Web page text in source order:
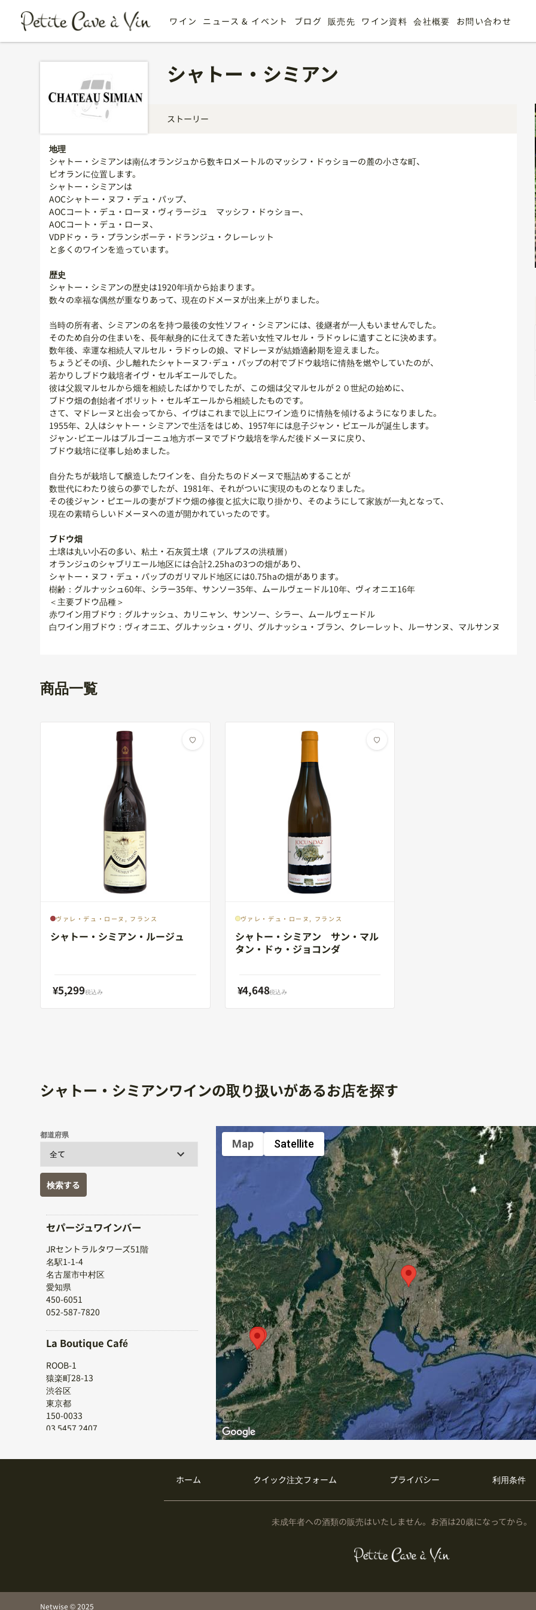
ワイン ニュース & イベント ブログ 販売先 ワイン資料 会社概要 お問い合わせ
シャトー・シミアン
ストーリー
地理
シャトー・シミアンは南仏オランジュから数キロメートルのマッシフ・ドゥショーの麓の小さな町、
ピオランに位置します。
シャトー・シミアンは
AOCシャトー・ヌフ・デュ・パップ、
AOCコート・デュ・ローヌ・ヴィラージュ マッシフ・ドゥショー、
AOCコート・デュ・ローヌ、
VDPドゥ・ラ・プランシポーテ・ドランジュ・クレーレット
と多くのワインを造っています。
歴史
シャトー・シミアンの歴史は1920年頃から始まります。
数々の幸福な偶然が重なりあって、現在のドメーヌが出来上がりました。
当時の所有者、シミアンの名を持つ最後の女性ソフィ・シミアンには、後継者が一人もいませんでした。
そのため自分の住まいを、長年献身的に仕えてきた若い女性マルセル・ラドゥレに遺すことに決めます。
数年後、幸運な相続人マルセル・ラドゥレの娘、マドレーヌが結婚適齢期を迎えました。
ちょうどその頃、少し離れたシャトーヌフ･デュ・パップの村でブドウ栽培に情熱を燃やしていたのが、
若かりしブドウ栽培者イヴ・セルギエールでした。
彼は父親マルセルから畑を相続したばかりでしたが、この畑は父マルセルが２０世紀の始めに、
ブドウ畑の創始者イポリット・セルギエールから相続したものです。
さて、マドレーヌと出会ってから、イヴはこれまで以上にワイン造りに情熱を傾けるようになりました。
1955年、2人はシャトー・シミアンで生活をはじめ、1957年には息子ジャン・ピエールが誕生します。
ジャン･ピエールはブルゴーニュ地方ボーヌでブドウ栽培を学んだ後ドメーヌに戻り、
ブドウ栽培に従事し始めました。
自分たちが栽培して醸造したワインを、自分たちのドメーヌで瓶詰めすることが
数世代にわたり彼らの夢でしたが、1981年、それがついに実現のものとなりました。
その後ジャン・ピエールの妻がブドウ畑の修復と拡大に取り掛かり、そのようにして家族が一丸となって、
現在の素晴らしいドメーヌへの道が開かれていったのです。
ブドウ畑
土壌は丸い小石の多い、粘土・石灰質土壌（アルプスの洪積層）
オランジュのシャブリエール地区には合計2.25haの3つの畑があり、
シャトー・ヌフ・デュ・パップのガリマルド地区には0.75haの畑があります。
樹齢：グルナッシュ60年、シラー35年、サンソー35年、ムールヴェードル10年、ヴィオニエ16年
＜主要ブドウ品種＞
赤ワイン用ブドウ：グルナッシュ、カリニャン、サンソー、シラー、ムールヴェードル
白ワイン用ブドウ：ヴィオニエ、グルナッシュ・グリ、グルナッシュ・ブラン、クレーレット、ルーサンヌ、マルサンヌ
商品一覧
ヴァレ・デュ・ローヌ, フランス
シャトー・シミアン・ルージュ
¥5,299税込み
ヴァレ・デュ・ローヌ, フランス
シャトー・シミアン サン・マル
タン・ドゥ・ジョコンダ
¥4,648税込み
シャトー・シミアンワインの取り扱いがあるお店を探す
都道府県
検索する
セパージュワインバー
JRセントラルタワーズ51階
名駅1-1-4
名古屋市中村区
愛知県
450-6051
052-587-7820
La Boutique Café
ROOB-1
猿楽町28-13
渋谷区
東京都
150-0033
03 5457 2407
Roti Roppongi
Map Satellite
ホーム クイック注文フォーム プライバシー 利用条件
未成年者への酒類の販売はいたしません。お酒は20歳になってから。
Netwise © 2025